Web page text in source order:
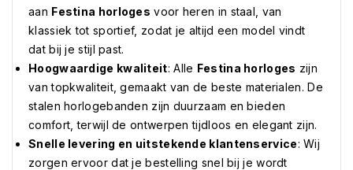
aan Festina horloges voor heren in staal, van
klassiek tot sportief, zodat je altijd een model vindt
dat bij je stijl past.
Hoogwaardige kwaliteit: Alle Festina horloges zijn
van topkwaliteit, gemaakt van de beste materialen. De
stalen horlogebanden zijn duurzaam en bieden
comfort, terwijl de ontwerpen tijdloos en elegant zijn.
Snelle levering en uitstekende klantenservice: Wij
zorgen ervoor dat je bestelling snel bij je wordt